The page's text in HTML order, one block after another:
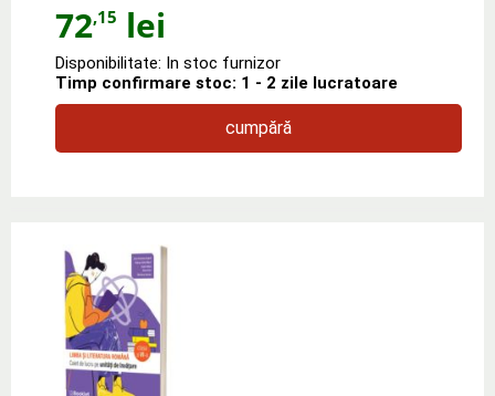
72,15 lei
Disponibilitate: In stoc furnizor
Timp confirmare stoc: 1 - 2 zile lucratoare
cumpără